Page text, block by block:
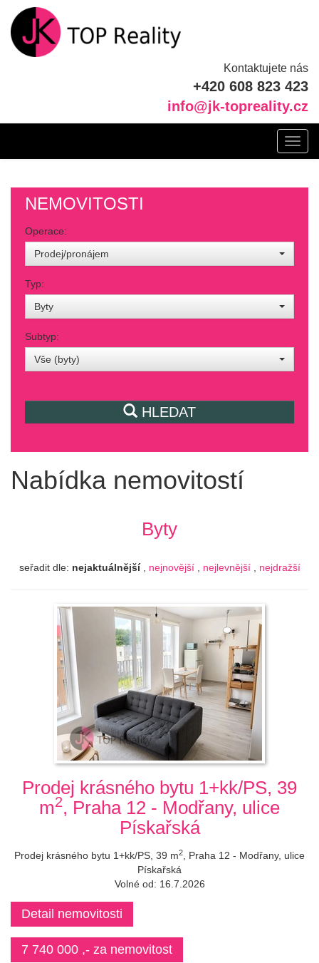
Kontaktujete nás
+420 608 823 423
info@jk-topreality.cz
NEMOVITOSTI
Operace:
Prodej/pronájem
Typ:
Byty
Subtyp:
Vše (byty)
HLEDAT
Nabídka nemovitostí
Byty
seřadit dle: nejaktuálnější nejnovější nejlevnější nejdražší
Prodej krásného bytu 1+kk/PS, 39
m2, Praha 12 - Modřany, ulice
Pískařská
Prodej krásného bytu 1+kk/PS, 39 m2
, Praha 12 - Modřany, ulice
Pískařská
Volné od: 16.7.2026
Detail nemovitosti
7 740 000 ,- za nemovitost